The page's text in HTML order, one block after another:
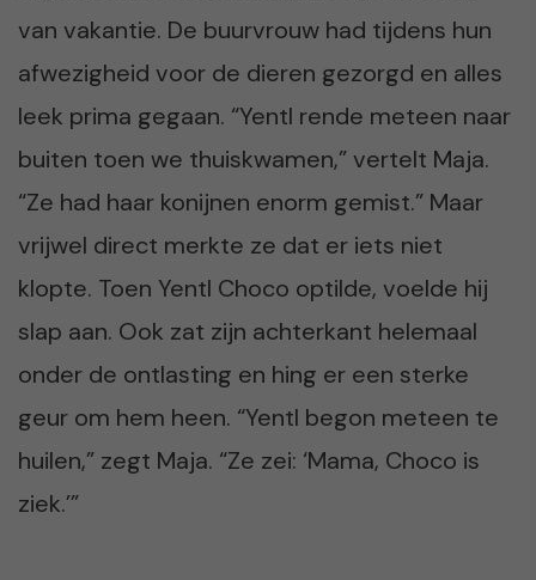
van vakantie. De buurvrouw had tijdens hun
afwezigheid voor de dieren gezorgd en alles
leek prima gegaan. “Yentl rende meteen naar
buiten toen we thuiskwamen,” vertelt Maja.
“Ze had haar konijnen enorm gemist.” Maar
vrijwel direct merkte ze dat er iets niet
klopte. Toen Yentl Choco optilde, voelde hij
slap aan. Ook zat zijn achterkant helemaal
onder de ontlasting en hing er een sterke
geur om hem heen. “Yentl begon meteen te
huilen,” zegt Maja. “Ze zei: ‘Mama, Choco is
ziek.’”